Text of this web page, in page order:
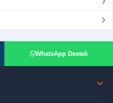
WhatsApp Destek